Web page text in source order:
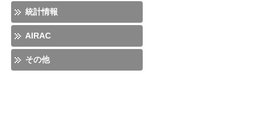
統計情報
AIRAC
その他